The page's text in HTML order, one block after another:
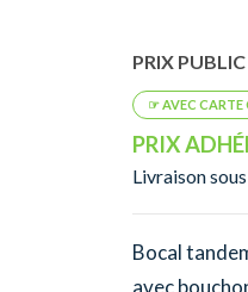
PRIX
PRIX
Livraison
Bocal
avec